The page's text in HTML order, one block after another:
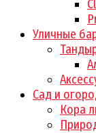
Уличные
Сад и
Кора